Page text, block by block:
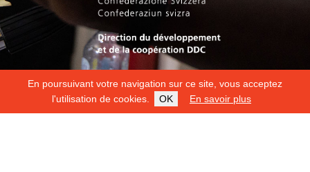
En poursuivant votre navigation sur ce site, vous acceptez
l'utilisation de cookies.
OK En savoir plus